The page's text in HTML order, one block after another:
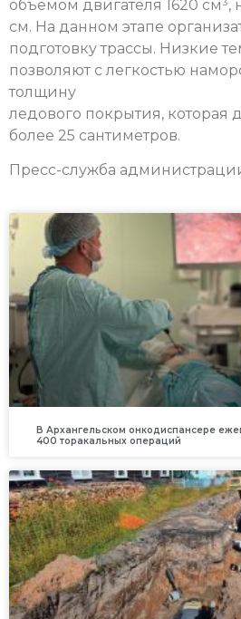
объемом двигателя 1620 см³,
см. На данном этапе
подготовку трассы. Низкие
позволяют с легкостью
толщину
ледового покрытия, которая
более 25 сантиметров.
Пресс-служба
В Архангельском онкодиспансере
400 торакальных операций